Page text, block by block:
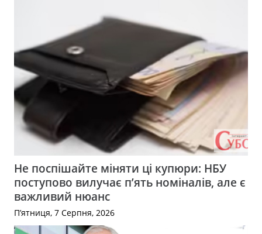
Не поспішайте міняти ці купюри: НБУ
поступово вилучає п’ять номіналів, але є
важливий нюанс
П’ятниця, 7 Серпня, 2026